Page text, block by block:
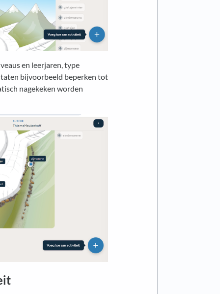
en leerjaren, type
bijvoorbeeld beperken tot
nagekeken worden